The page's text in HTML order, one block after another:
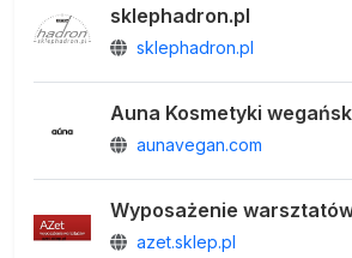
sklephadron.pl
sklephadron.pl
Auna Kosmetyki
aunavegan.com
Wyposażenie
azet.sklep.pl